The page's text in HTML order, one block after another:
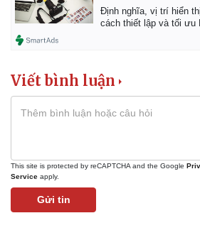
Định nghĩa, vị trí hiển
cách thiết lập và tối ưu
Viết bình luận
This site is protected by reCAPTCHA and the Google
Service apply.
Gửi tin